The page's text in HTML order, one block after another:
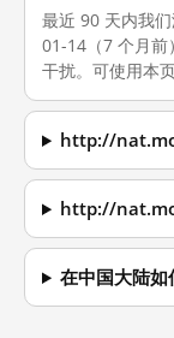
最近 90 天内我
01-14（7 个月前
干扰。可使用本
http://
http://
在中国大陆